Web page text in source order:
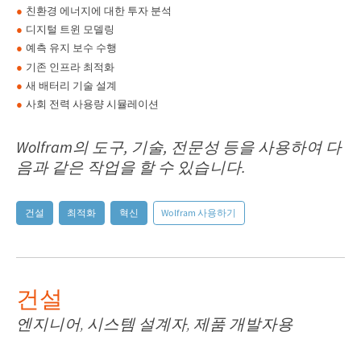
친환경 에너지에 대한 투자 분석
디지털 트윈 모델링
예측 유지 보수 수행
기존 인프라 최적화
새 배터리 기술 설계
사회 전력 사용량 시뮬레이션
Wolfram의 도구, 기술, 전문성 등을 사용하여 다
음과 같은 작업을 할 수 있습니다.
건설 최적화 혁신 Wolfram 사용하기
건설
엔지니어, 시스템 설계자, 제품 개발자용